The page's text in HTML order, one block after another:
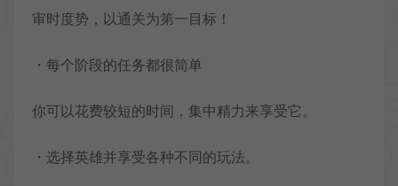
审时度势，以通关为第一目标！
・每个阶段的任务都很简单
你可以花费较短的时间，集中精力来享受它。
・选择英雄并享受各种不同的玩法。